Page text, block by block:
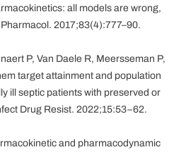
all models are wrong,
2017;83(4):777–90.
P, Van Daele R, Meersseman P,
target attainment and population
ill septic patients with preserved or
Drug Resist. 2022;15:53–62.
and pharmacodynamic